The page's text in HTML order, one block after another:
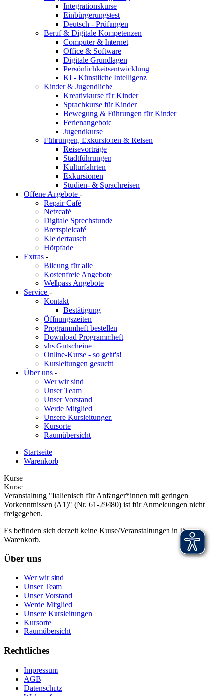
Integrationskurse
Einbürgerungstest
Deutsch - Prüfungen
Beruf & Digitale Kompetenzen
Computer & Internet
Office & Software
Digitale Grundlagen
Persönlichkeitsentwicklung
KI - Künstliche Intelligenz
Kinder & Jugendliche
Kreativkurse für Kinder
Sprachkurse für Kinder
Bewegung & Führungen für Kinder
Ferienangebote
Jugendkurse
Führungen, Exkursionen & Reisen
Reisevorträge
Stadtführungen
Kulturfahrten
Exkursionen
Studien- & Sprachreisen
Offene Angebote -
Repair Café
Netzcafé
Digitale Sprechstunde
Brettspielcafé
Kleidertausch
Hörpfade
Extras -
Bildung für alle
Kostenfreie Angebote
Wellpass Angebote
Service -
Kontakt
Bestätigung
Öffnungszeiten
Programmheft bestellen
Download Programmheft
vhs Gutscheine
Online-Kurse - so geht's!
Kursleitungen gesucht
Über uns -
Wer wir sind
Unser Team
Unser Vorstand
Werde Mitglied
Unsere Kursleitungen
Kursorte
Raumübersicht
Startseite
Warenkorb
Kurse
Kurse
Veranstaltung "Italienisch für Anfänger*innen mit geringen
Vorkenntnissen (A1)" (Nr. 61-29480) ist für Anmeldungen nicht
freigegeben.
Es befinden sich derzeit keine Kurse/Veranstaltungen in Ihrem
Warenkorb.
Über uns
Wer wir sind
Unser Team
Unser Vorstand
Werde Mitglied
Unsere Kursleitungen
Kursorte
Raumübersicht
Rechtliches
Impressum
AGB
Datenschutz